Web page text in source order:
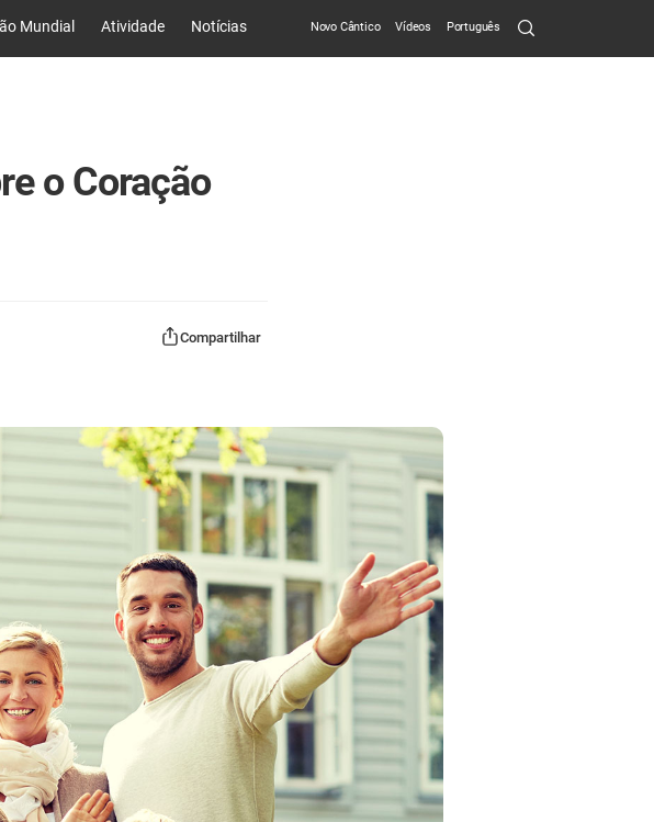
Mundial Atividade Notícias Novo Cântico Vídeos Português Search
Submit
o Coração
Compartilhar